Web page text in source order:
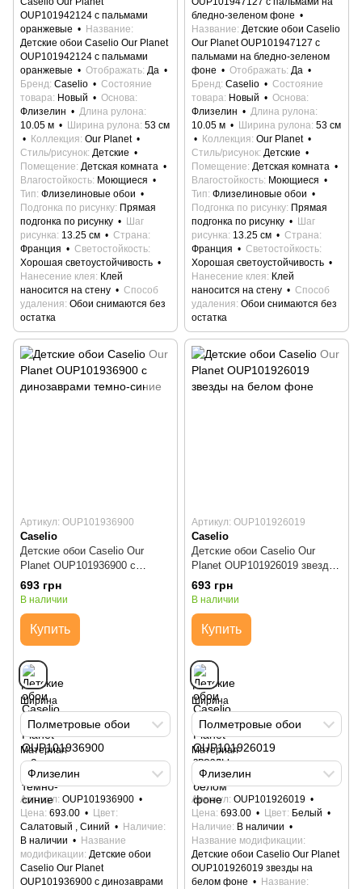
OUP101942124 с пальмами
оранжевые
Название
Детские обои Caselio Our Planet
OUP101942124 с пальмами
оранжевые
Отображать Да
Бренд Caselio
Состояние
товара Новый
Основа
Флизелин
Длина рулона
10.05 м
Ширина рулона 53 см
Коллекция Our Planet
Стиль/рисунок Детские
Помещение Детская комната
Влагостойкость Моющиеся
Тип Флизелиновые обои
Подгонка по рисунку Прямая
подгонка по рисунку
Шаг
рисунка 13.25 см
Страна
Франция
Светостойкость
Хорошая светоустойчивость
Нанесение клея
Клей
наносится на стену
Способ
удаления Обои снимаются без
остатка
бледно-зеленом фоне
Название Детские обои Caselio
Our Planet OUP101947127 с
пальмами на бледно-зеленом
фоне
Отображать Да
Бренд Caselio
Состояние
товара Новый
Основа
Флизелин
Длина рулона
10.05 м
Ширина рулона 53 см
Коллекция Our Planet
Стиль/рисунок Детские
Помещение Детская комната
Влагостойкость Моющиеся
Тип Флизелиновые обои
Подгонка по рисунку Прямая
подгонка по рисунку
Шаг
рисунка 13.25 см
Страна
Франция
Светостойкость
Хорошая светоустойчивость
Нанесение клея
Клей
наносится на стену
Способ
удаления Обои снимаются без
остатка
Артикул: OUP101936900
Caselio
Детские обои Caselio Our
Planet OUP101936900 с
динозаврами темно-синие
693 грн
В наличии
Купить
Ширина
Полметровые обои
Материал
Флизелин
Артикул OUP101936900
Цена 693.00
Цвет
Салатовый , Синий
Наличие
В наличии
Название
модификации Детские обои
Caselio Our Planet
OUP101936900 с динозаврами
Артикул: OUP101926019
Caselio
Детские обои Caselio Our
Planet OUP101926019 звезды
на белом фоне
693 грн
В наличии
Купить
Ширина
Полметровые обои
Материал
Флизелин
Артикул OUP101926019
Цена 693.00 Цвет
Белый
Наличие
В наличии
Название модификации
Детские обои Caselio Our Planet
OUP101926019 звезды на
белом фоне
Название